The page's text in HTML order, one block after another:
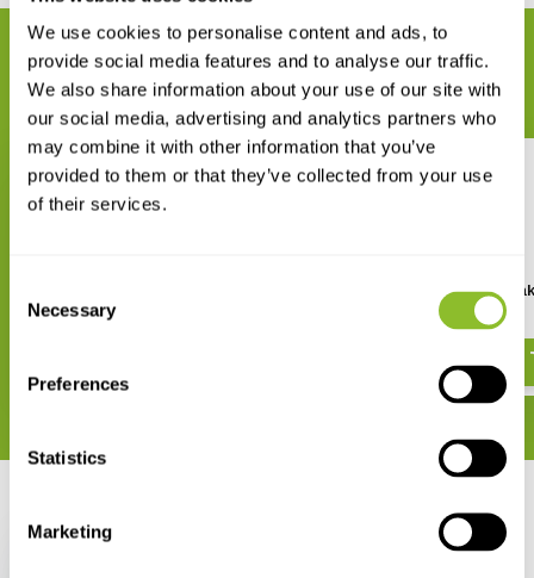
We use cookies to personalise content and ads, to
provide social media features and to analyse our traffic.
We also share information about your use of our site with
our social media, advertising and analytics partners who
may combine it with other information that you’ve
provided to them or that they’ve collected from your use
of their services.
Selection
Necessary
Preferences
Statistics
Marketing
GERELATEERDE PRODUCTEN
Maak uw bestelling compleet
Telescopische
€ 54,43